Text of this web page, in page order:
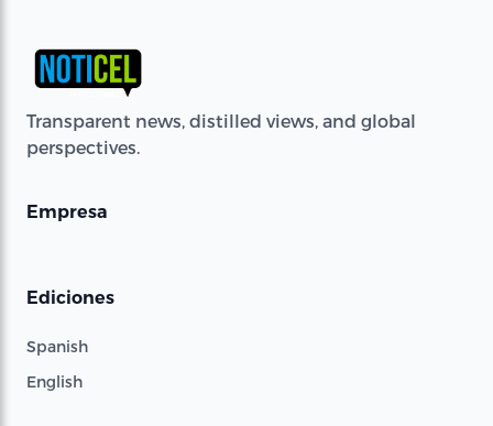
Transparent news, distilled views, and global
perspectives.
Empresa
Ediciones
Spanish
English